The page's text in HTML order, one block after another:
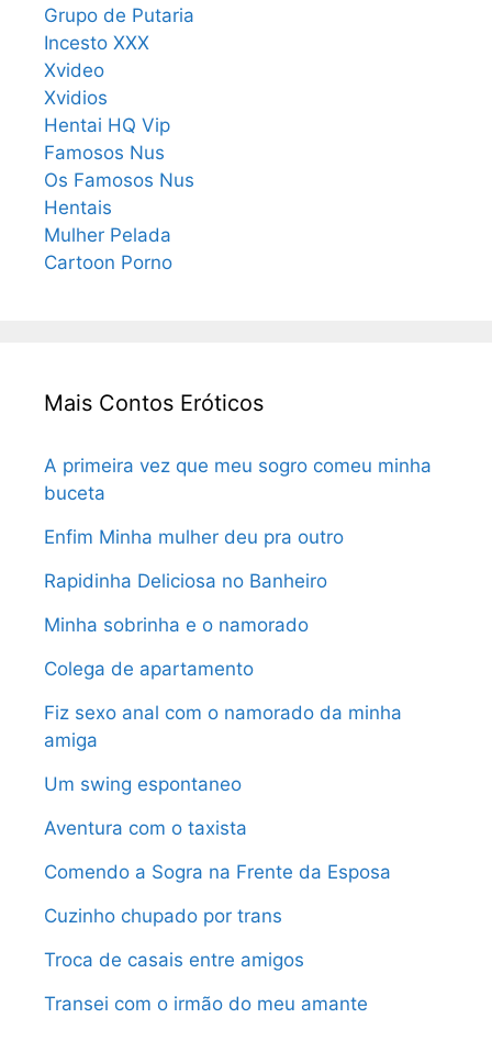
Grupo de Putaria
Incesto XXX
Xvideo
Xvidios
Hentai HQ Vip
Famosos Nus
Os Famosos Nus
Hentais
Mulher Pelada
Cartoon Porno
Mais Contos Eróticos
A primeira vez que meu sogro comeu minha
buceta
Enfim Minha mulher deu pra outro
Rapidinha Deliciosa no Banheiro
Minha sobrinha e o namorado
Colega de apartamento
Fiz sexo anal com o namorado da minha
amiga
Um swing espontaneo
Aventura com o taxista
Comendo a Sogra na Frente da Esposa
Cuzinho chupado por trans
Troca de casais entre amigos
Transei com o irmão do meu amante